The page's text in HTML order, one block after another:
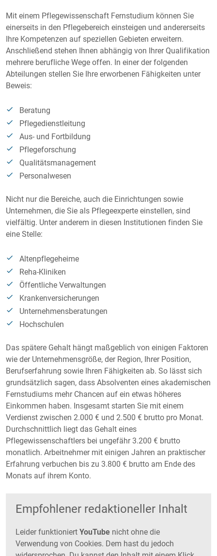
Mit einem Pflegewissenschaft Fernstudium können Sie
einerseits in den Pflegebereich einsteigen und andererseits
Ihre Kompetenzen auf speziellen Gebieten erweitern.
Anschließend stehen Ihnen abhängig von Ihrer Qualifikation
mehrere berufliche Wege offen. In einer der folgenden
Abteilungen stellen Sie Ihre erworbenen Fähigkeiten unter
Beweis:
Beratung
Pflegedienstleitung
Aus- und Fortbildung
Pflegeforschung
Qualitätsmanagement
Personalwesen
Nicht nur die Bereiche, auch die Einrichtungen sowie
Unternehmen, die Sie als Pflegeexperte einstellen, sind
vielfältig. Unter anderem in diesen Institutionen finden Sie
eine Stelle:
Altenpflegeheime
Reha-Kliniken
Öffentliche Verwaltungen
Krankenversicherungen
Unternehmensberatungen
Hochschulen
Das spätere Gehalt hängt maßgeblich von einigen Faktoren
wie der Unternehmensgröße, der Region, Ihrer Position,
Berufserfahrung sowie Ihren Fähigkeiten ab. So lässt sich
grundsätzlich sagen, dass Absolventen eines akademischen
Fernstudiums mehr Chancen auf ein etwas höheres
Einkommen haben. Insgesamt starten Sie mit einem
Verdienst zwischen 2.000 € und 2.500 € brutto pro Monat.
Durchschnittlich liegt das Gehalt eines
Pflegewissenschaftlers bei ungefähr 3.200 € brutto
monatlich. Arbeitnehmer mit einigen Jahren an praktischer
Erfahrung verbuchen bis zu 3.800 € brutto am Ende des
Monats auf ihrem Konto.
Empfohlener redaktioneller Inhalt
Leider funktioniert YouTube nicht ohne die
Verwendung von Cookies. Dem hast du jedoch